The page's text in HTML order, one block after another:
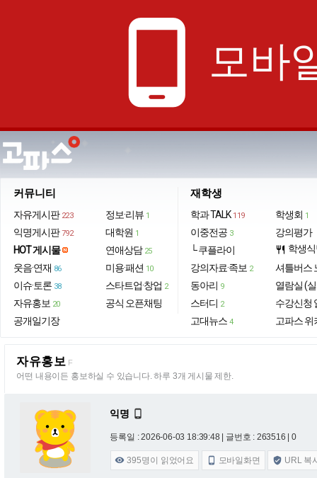
phone_android 모바
커뮤니티
자유게시판 223
익명게시판 792
HOT 게시물
웃음·연재 86
이슈·토론 38
자유홍보 20
공개일기장
정보·리뷰 1
대학원 1
연애상담 25
미용·패션 10
스타트업·창업 2
공식 오픈채팅
재학생
학과 TALK 119
이중전공 3
└ 쿠플라이
강의자료·족보 2
동아리 9
스터디 2
고대뉴스 4
학생회 1
강의평가
restaurant 학생
셔틀버스
열람실 (
수강신청
고파스 위
자유홍보 F
어떤 내용이든 홍보하실 수 있습니다. 하루 3개 게시물 제한.
익명 
등록일 : 2026-06-03 18:39:48 | 글번호 : 263516 | 0
 395명이 읽었어요  모바일화면  URL 복